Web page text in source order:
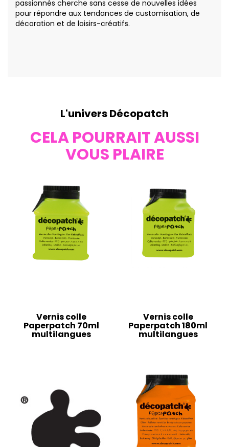
passionnés cherche sans cesse de nouvelles idées
pour répondre aux tendances de customisation, de
décoration et de loisirs-créatifs.
L'univers Décopatch
CELA POURRAIT AUSSI
VOUS PLAIRE
Vernis colle
Paperpatch 70ml
multilangues
Vernis colle
Paperpatch 180ml
multilangues